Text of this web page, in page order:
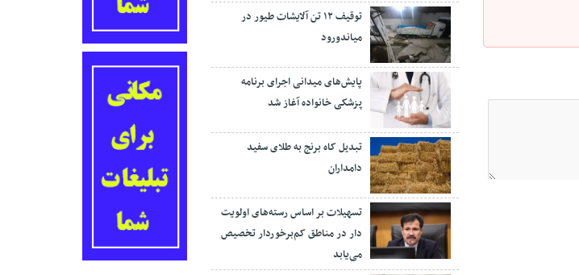
توقیف ۱۲ تن آلایشات طیور در
میاندورود
پایش‌های میدانی اجرای برنامه
پزشکی خانواده آغاز شد
تبدیل کاه برنج به طلای سفید
دامداران
تسهیلات بر اساس رسته‌های اولویت
دار در مناطق کم‌برخوردار تخصیص
می‌یابد